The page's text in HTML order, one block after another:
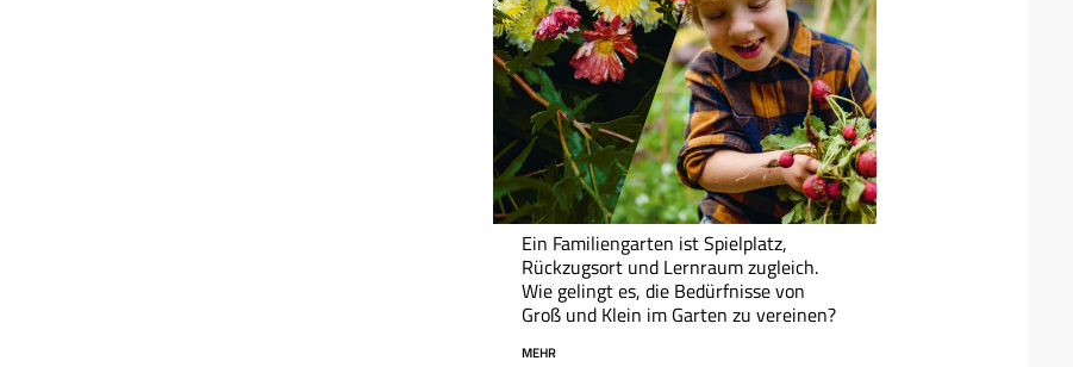
Ein Familiengarten ist Spielplatz,
Rückzugsort und Lernraum zugleich.
Wie gelingt es, die Bedürfnisse von
Groß und Klein im Garten zu vereinen?
MEHR